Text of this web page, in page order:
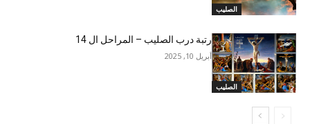
الصليب
الصليب
رتبة درب الصليب – المراحل ال 14
أبريل 10, 2025